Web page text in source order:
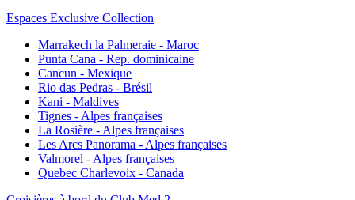
Espaces Exclusive Collection
Marrakech la Palmeraie - Maroc
Punta Cana - Rep. dominicaine
Cancun - Mexique
Rio das Pedras - Brésil
Kani - Maldives
Tignes - Alpes françaises
La Rosière - Alpes françaises
Les Arcs Panorama - Alpes françaises
Valmorel - Alpes françaises
Quebec Charlevoix - Canada